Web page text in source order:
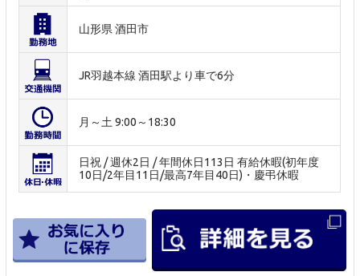
山形県 酒田市
JR羽越本線 酒田駅より車で6分
月～土 9:00～18:30
日祝 / 週休2日 / 年間休日113日 有給休暇(初年度
10日/2年目11日/最高7年目40日)・慶弔休暇